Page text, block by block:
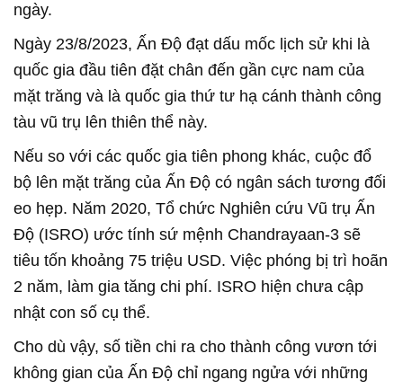
ngày.
Ngày 23/8/2023, Ấn Độ đạt dấu mốc lịch sử khi là
quốc gia đầu tiên đặt chân đến gần cực nam của
mặt trăng và là quốc gia thứ tư hạ cánh thành công
tàu vũ trụ lên thiên thể này.
Nếu so với các quốc gia tiên phong khác, cuộc đổ
bộ lên mặt trăng của Ấn Độ có ngân sách tương đối
eo hẹp. Năm 2020, Tổ chức Nghiên cứu Vũ trụ Ấn
Độ (ISRO) ước tính sứ mệnh Chandrayaan-3 sẽ
tiêu tốn khoảng 75 triệu USD. Việc phóng bị trì hoãn
2 năm, làm gia tăng chi phí. ISRO hiện chưa cập
nhật con số cụ thể.
Cho dù vậy, số tiền chi ra cho thành công vươn tới
không gian của Ấn Độ chỉ ngang ngửa với những